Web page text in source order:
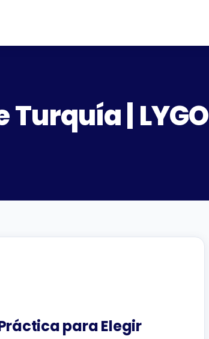
|
para Elegir